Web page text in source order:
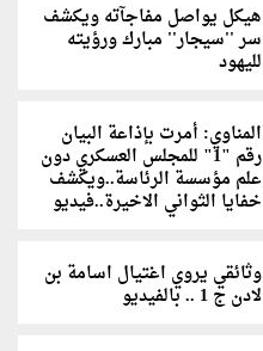
هيكل يواصل مفاجآته ويكشف
سر ''سيجار'' مبارك ورؤيته
لليهود
المناوي: أمرت بإذاعة البيان
رقم "1" للمجلس العسكري دون
علم مؤسسة الرئاسة..ويكشف
خفايا الثواني الاخيرة..فيديو
وثائقي يروي اغتيال اسامة بن
لادن ج 1 .. بالفيديو